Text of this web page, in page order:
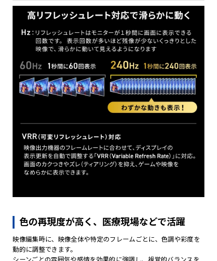
色の再現度が高く、医療現場などで活躍
映像編集時に、映像全体や特定のフレームごとに、色調や彩度を
動的に調整できます。
シーンごとの雰囲気や感情を効果的に強調し、視覚的バランスを